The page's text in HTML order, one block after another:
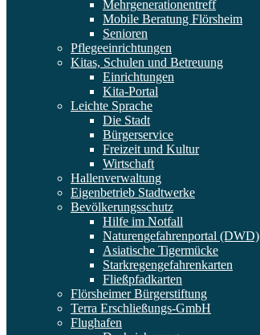
Mehrgenerationentreff
Mobile Beratung Flörsheim
Senioren
Pflegeeinrichtungen
Kitas, Schulen und Betreuung
Einrichtungen
Kita-Portal
Leichte Sprache
Die Stadt
Bürgerservice
Freizeit und Kultur
Wirtschaft
Hallenverwaltung
Eigenbetrieb Stadtwerke
Bevölkerungsschutz
Hilfe im Notfall
Naturengefahrenportal (DWD)
Asiatische Tigermücke
Starkregengefahrenkarten
Fließpfadkarten
Flörsheimer Bürgerstiftung
Terra Erschließungs-GmbH
Flughafen